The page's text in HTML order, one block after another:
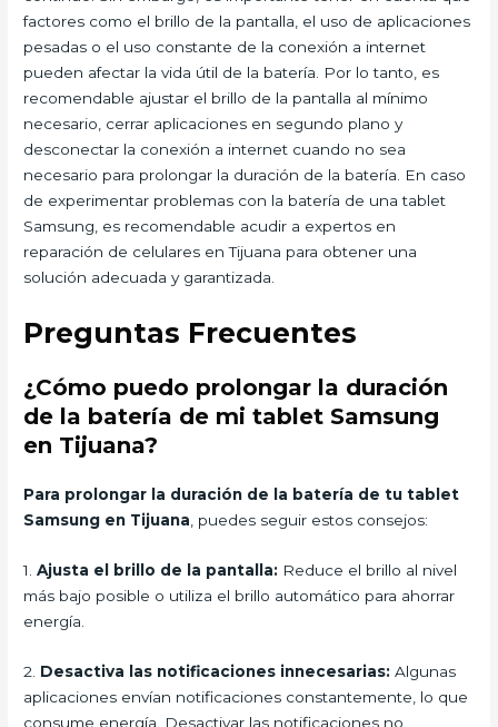
factores como el brillo de la pantalla, el uso de aplicaciones
pesadas o el uso constante de la conexión a internet
pueden afectar la vida útil de la batería. Por lo tanto, es
recomendable ajustar el brillo de la pantalla al mínimo
necesario, cerrar aplicaciones en segundo plano y
desconectar la conexión a internet cuando no sea
necesario para prolongar la duración de la batería. En caso
de experimentar problemas con la batería de una tablet
Samsung, es recomendable acudir a expertos en
reparación de celulares en Tijuana para obtener una
solución adecuada y garantizada.
Preguntas Frecuentes
¿Cómo puedo prolongar la duración
de la batería de mi tablet Samsung
en Tijuana?
Para prolongar la duración de la batería de tu tablet
Samsung en Tijuana , puedes seguir estos consejos:
1.Ajusta el brillo de la pantalla: Reduce el brillo al nivel
más bajo posible o utiliza el brillo automático para ahorrar
energía.
2. Desactiva las notificaciones innecesarias: Algunas
aplicaciones envían notificaciones constantemente, lo que
consume energía. Desactivar las notificaciones no